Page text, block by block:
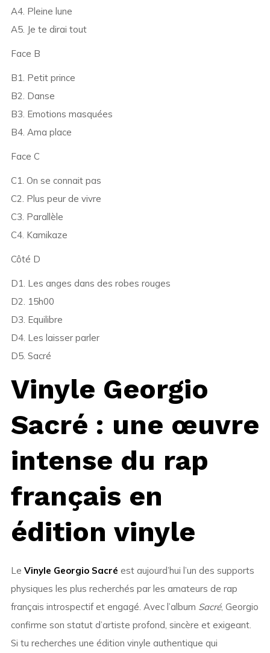
A4. Pleine lune
A5. Je te dirai tout
Face B
B1. Petit prince
B2. Danse
B3. Emotions masquées
B4. Ama place
Face C
C1. On se connait pas
C2. Plus peur de vivre
C3. Parallèle
C4. Kamikaze
Côté D
D1. Les anges dans des robes rouges
D2. 15h00
D3. Equilibre
D4. Les laisser parler
D5. Sacré
Vinyle Georgio
Sacré : une œuvre
intense du rap
français en
édition vinyle
Le Vinyle Georgio Sacré est aujourd’hui l’un des supports
physiques les plus recherchés par les amateurs de rap
français introspectif et engagé. Avec l’album Sacré, Georgio
confirme son statut d’artiste profond, sincère et exigeant.
Si tu recherches une édition vinyle authentique qui